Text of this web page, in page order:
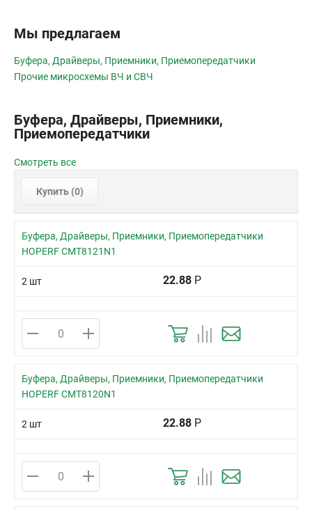
Мы предлагаем
Буфера, Драйверы, Приемники, Приемопередатчики
Прочие микросхемы ВЧ и СВЧ
Буфера, Драйверы, Приемники,
Приемопередатчики
Смотреть все
Купить (0)
Буфера, Драйверы, Приемники, Приемопередатчики
HOPERF CMT8121N1
2 шт 22.88 Р
Буфера, Драйверы, Приемники, Приемопередатчики
HOPERF CMT8120N1
2 шт 22.88 Р